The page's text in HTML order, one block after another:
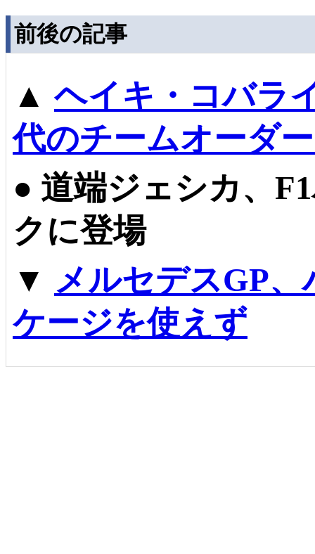
前後の記事
▲ ヘイキ・コバラ
代のチームオーダ
● 道端ジェシカ、
クに登場
▼ メルセデスGP
ケージを使えず